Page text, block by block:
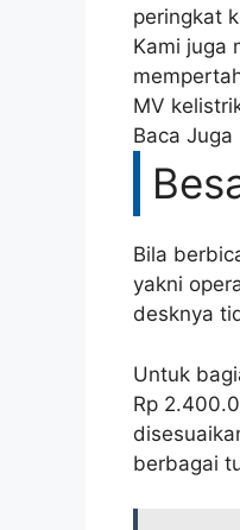
peringkat
Kami juga
MV
Baca Juga
Bila
yakni
desknya
Untuk
Rp
berbagai